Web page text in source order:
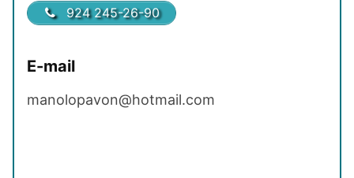
924 245-26-90
E-mail
manolopavon@hotmail.com